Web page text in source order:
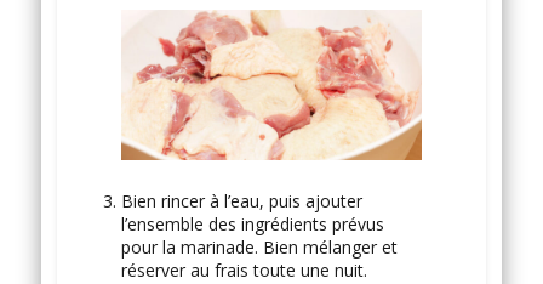
Bien rincer à l’eau, puis ajouter
l’ensemble des ingrédients prévus
pour la marinade. Bien mélanger et
réserver au frais toute une nuit.